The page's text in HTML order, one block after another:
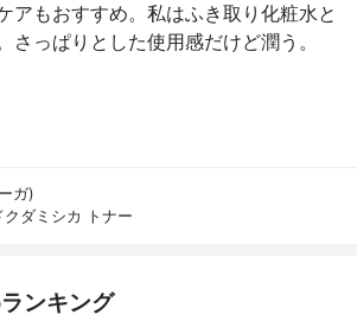
アもおすすめ。私はふき取り化粧水と
さっぱりとした使用感だけど潤う。
ガ)
クダミシカ トナー
ンキング